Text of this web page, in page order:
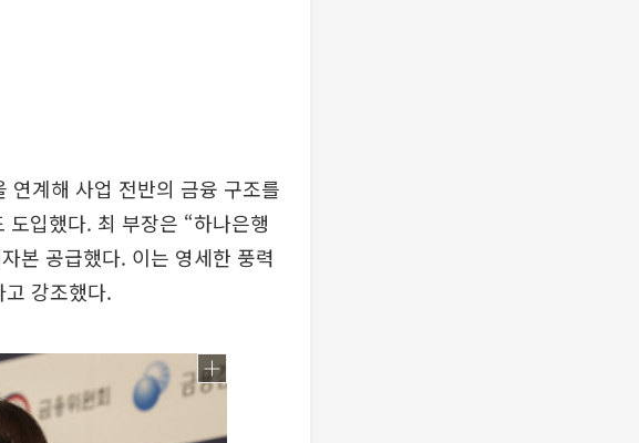
연계해 사업 전반의 금융 구조를
입했다. 최 부장은 “하나은행
본 공급했다. 이는 영세한 풍력
강조했다.